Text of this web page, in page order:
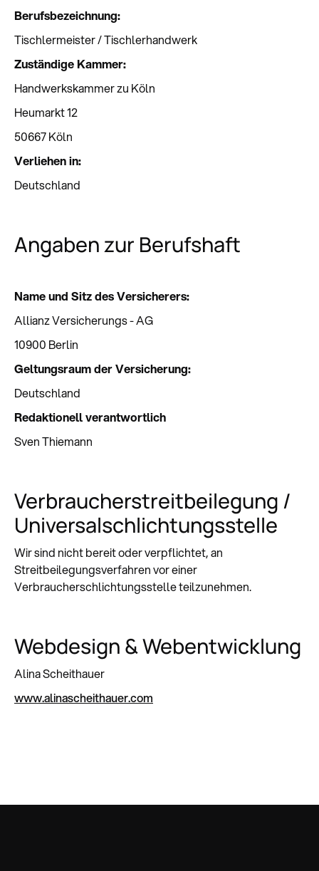
Berufsbezeichnung:
Tischlermeister / Tischlerhandwerk
Zuständige Kammer:
Handwerkskammer zu Köln
Heumarkt 12
50667 Köln
Verliehen in:
Deutschland
Angaben zur Berufshaft
Name und Sitz des Versicherers:
Allianz Versicherungs - AG
10900 Berlin
Geltungsraum der Versicherung:
Deutschland
Redaktionell verantwortlich
Sven Thiemann
Verbraucher­streitbeilegung /
Universal­schlichtungs­stelle
Wir sind nicht bereit oder verpflichtet, an
Streitbeilegungsverfahren vor einer
Verbraucherschlichtungsstelle teilzunehmen.
Webdesign & Webentwicklung
Alina Scheithauer
www.alinascheithauer.com